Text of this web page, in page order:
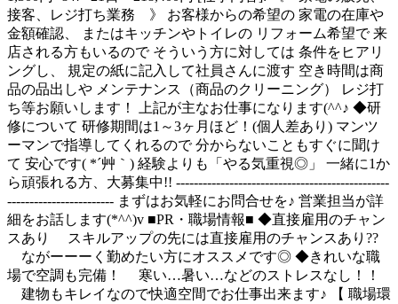
接客、レジ打ち業務 》 お客様からの希望の 家電の在庫や
金額確認、 またはキッチンやトイレの リフォーム希望で 来
店される方もいるので そういう方に対しては 条件をヒアリ
ングし、 規定の紙に記入して社員さんに渡す 空き時間は商
品の品出しや メンテナンス（商品のクリーニング） レジ打
ち等お願いします！ 上記が主なお仕事になります(^^♪ ◆研
修について 研修期間は1～3ヶ月ほど！(個人差あり) マンツ
ーマンで指導してくれるので 分からないこともすぐに聞け
て 安心です( *´艸｀) 経験よりも「やる気重視◎」 一緒に1か
ら頑張れる方、大募集中!! ------------------------------------------------
------------------------ まずはお気軽にお問合せを♪ 営業担当が詳
細をお話します(*^^)v ■PR・職場情報■ ◆直接雇用のチャン
スあり スキルアップの先には直接雇用のチャンスあり??
ながーーーく勤めたい方にオススメです◎ ◆きれいな職
場で空調も完備！ 寒い…暑い…などのストレスなし！！
建物もキレイなので快適空間でお仕事出来ます♪ 【 職場環